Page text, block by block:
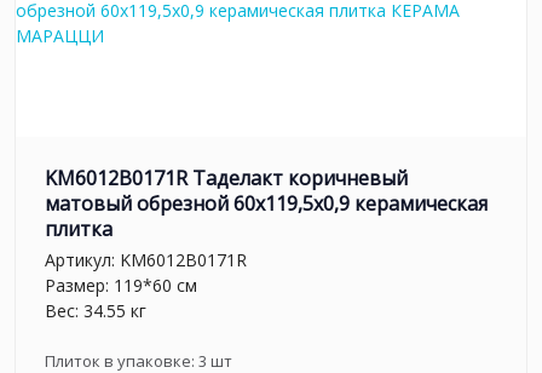
KM6012B0171R Таделакт коричневый
матовый обрезной 60x119,5x0,9 керамическая
плитка
Артикул: KM6012B0171R
Размер: 119*60 см
Вес: 34.55 кг
Плиток в упаковке: 3 шт